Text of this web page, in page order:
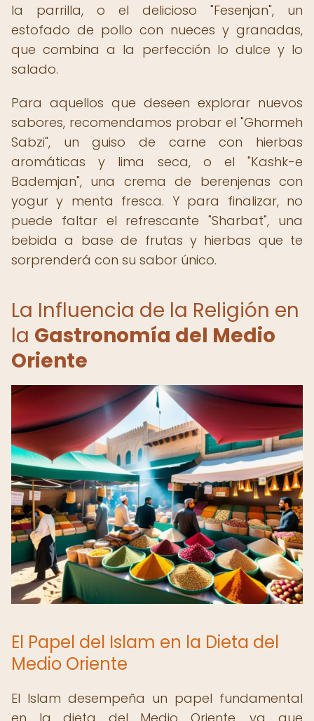
la parrilla, o el delicioso "Fesenjan", un
estofado de pollo con nueces y granadas,
que combina a la perfección lo dulce y lo
salado.
Para aquellos que deseen explorar nuevos
sabores, recomendamos probar el "Ghormeh
Sabzi", un guiso de carne con hierbas
aromáticas y lima seca, o el "Kashk-e
Bademjan", una crema de berenjenas con
yogur y menta fresca. Y para finalizar, no
puede faltar el refrescante "Sharbat", una
bebida a base de frutas y hierbas que te
sorprenderá con su sabor único.
La Influencia de la Religión en
la Gastronomía del Medio
Oriente
El Papel del Islam en la Dieta del
Medio Oriente
El Islam desempeña un papel fundamental